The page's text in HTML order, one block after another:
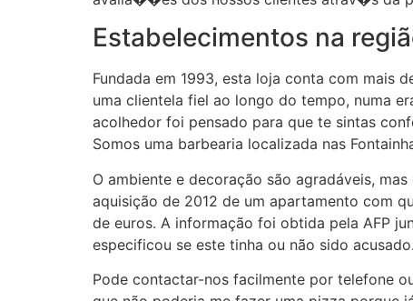
Estabelecimentos na
Fundada em 1993, esta loja conta com mais
uma clientela fiel ao longo do tempo, numa
acolhedor foi pensado para que te sintas
Somos uma barbearia localizada nas
O ambiente e decoração são agradáveis,
aquisição de 2012 de um apartamento com
de euros. A informação foi obtida pela AFP
especificou se este tinha ou não sido acusado.
Pode contactar-nos facilmente por telefone